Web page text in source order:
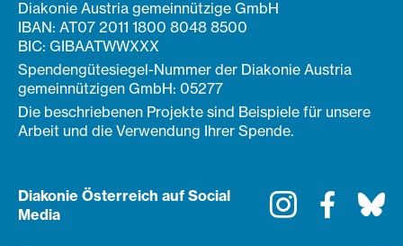
Diakonie Austria gemeinnützige GmbH
IBAN: AT07 2011 1800 8048 8500
BIC: GIBAATWWXXX
Spendengütesiegel-Nummer der Diakonie Austria
gemeinnützigen GmbH: 05277
Die beschriebenen Projekte sind Beispiele für unsere
Arbeit und die Verwendung Ihrer Spende.
Diakonie Österreich auf Social
Media
Instagram